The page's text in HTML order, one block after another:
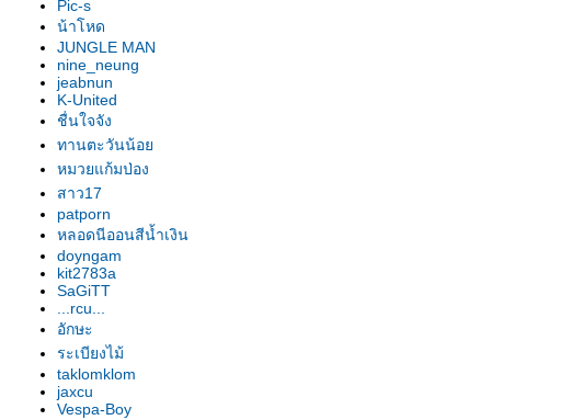
รองเท้านารี เหลืองปราจีน"อัญชลี"
รองเท้านารี เหลืองปราจีน "กลมบ็
อก"
รองเท้านารี เหลืองปราจีน "สุธี
วรรณ"
รองเท้านารี เหลืองปราจีน "สาธิต"
รองเท้านารี เหลืองปราจีน
"วาสนา"
รองเท้านารี ฝาหอ
รองเท้านารี JC9
รองเท้านารี เหลืองปราจีน
รองเท้านารี JC16
รองเท้านารี JC16
รองเท้านารี เหลืองปราจีน*ช่อง
อ่างทองเผือก
รองเท้านารี เหลืองปราจีน
รองเท้านารี ขาวชุมพร
Pic-s
น้าโหด
JUNGLE MAN
nine_neung
jeabnun
K-United
ชื่นใจจัง
ทานตะวันน้อ
หมวยแก้มป่อง
สาว17
patporn
หลอดนีออนสีน้ำเงิน
doyngam
kit2783a
SaGiTT
...rcu...
อักษะ
ระเบียงไม้
taklomklom
jaxcu
Vespa-Boy